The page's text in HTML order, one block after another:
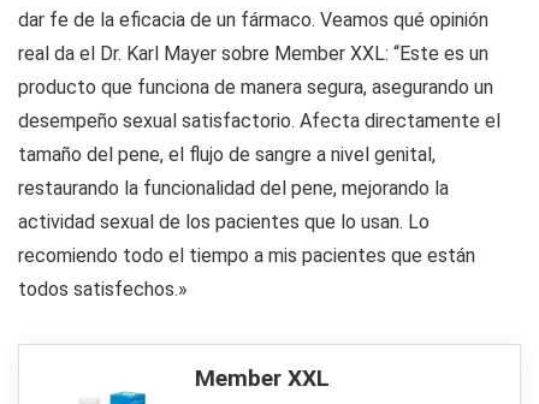
dar fe de la eficacia de un fármaco. Veamos qué opinión
real da el Dr. Karl Mayer sobre Member XXL: “Este es un
producto que funciona de manera segura, asegurando un
desempeño sexual satisfactorio. Afecta directamente el
tamaño del pene, el flujo de sangre a nivel genital,
restaurando la funcionalidad del pene, mejorando la
actividad sexual de los pacientes que lo usan. Lo
recomiendo todo el tiempo a mis pacientes que están
todos satisfechos.»
Member XXL